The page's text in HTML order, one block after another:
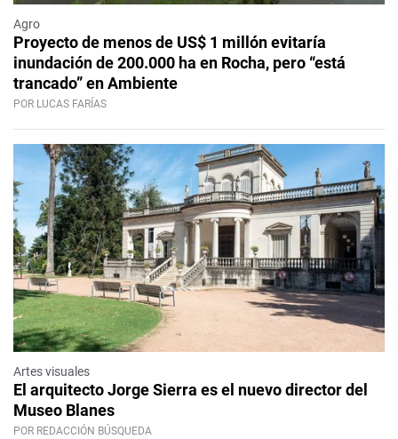
Agro
Proyecto de menos de US$ 1 millón evitaría
inundación de 200.000 ha en Rocha, pero “está
trancado” en Ambiente
POR LUCAS FARÍAS
Artes visuales
El arquitecto Jorge Sierra es el nuevo director del
Museo Blanes
POR REDACCIÓN BÚSQUEDA